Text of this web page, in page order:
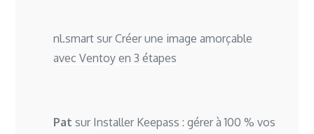
nl.smart surCréer une image amorçable
avec Ventoy en 3 étapes
Pat sur Installer Keepass : gérer à 100 % vos